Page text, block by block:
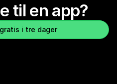
til en app?
i tre dager